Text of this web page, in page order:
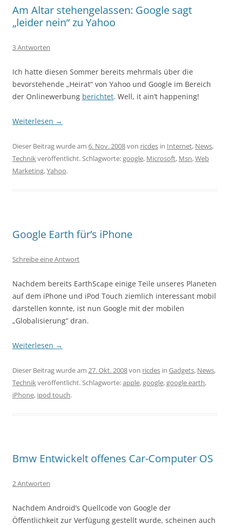
Am Altar stehengelassen: Google sagt
„leider nein“ zu Yahoo
3 Antworten
Ich hatte diesen Sommer bereits mehrmals über die
bevorstehende „Heirat“ von Yahoo und Google im Bereich
der Onlinewerbung berichtet. Well, it ain’t happening!
Weiterlesen →
Dieser Beitrag wurde am 6. Nov. 2008von ricdes in Internet, News,
Technikveröffentlicht. Schlagworte:google, Microsoft, Msn,Web
Marketing,Yahoo.
Google Earth für’s iPhone
Schreibe eine Antwort
Nachdem bereits EarthScape einige Teile unseres Planeten
auf dem iPhone und iPod Touch ziemlich interessant mobil
darstellen konnte, ist nun Google mit der mobilen
„Globalisierung“ dran.
Weiterlesen →
Dieser Beitrag wurde am 27. Okt. 2008von ricdes in Gadgets, News,
Technikveröffentlicht. Schlagworte:apple,google,google earth,
iPhone, ipod touch.
Bmw Entwickelt offenes Car-Computer OS
2 Antworten
Nachdem Android’s Quellcode von Google der
Öffentlichkeit zur Verfügung gestellt wurde, scheinen auch